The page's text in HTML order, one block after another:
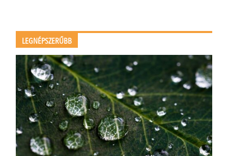
LEGNÉPSZERŰBB